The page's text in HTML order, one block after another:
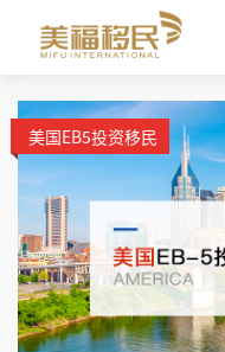
美国EB5投资移民